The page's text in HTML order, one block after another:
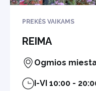
PREKĖS VAIKAMS
REIMA
Ogmios
I-VI 10:00 -